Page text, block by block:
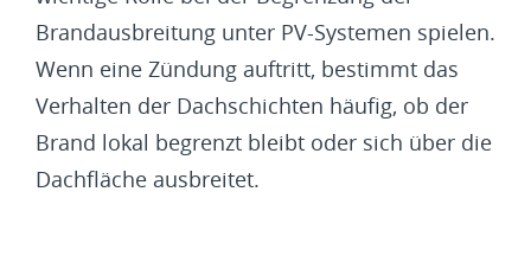
Brandausbreitung unter PV-Systemen spielen.
Wenn eine Zündung auftritt, bestimmt das
Verhalten der Dachschichten häufig, ob der
Brand lokal begrenzt bleibt oder sich über die
Dachfläche ausbreitet.